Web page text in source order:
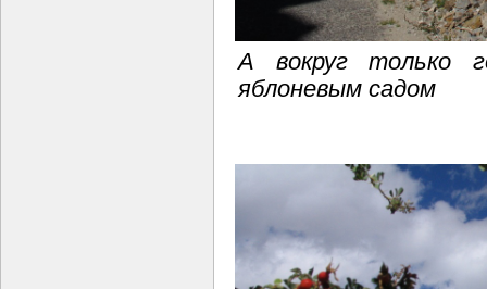
А вокруг только
яблоневым садом